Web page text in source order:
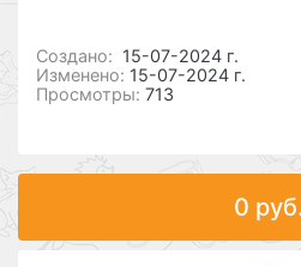
Cоздано: 15-07-2024 г.
Изменено: 15-07-2024 г.
Просмотры: 713
0